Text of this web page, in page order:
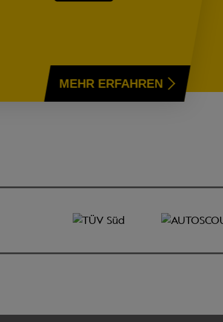
MEHR ERFAHREN
INSPEKTION